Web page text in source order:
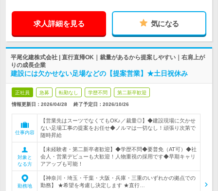
求人詳細を見る 気になる
平尾化建株式会社 | 直行直帰OK｜裁量があるから提案しやすい｜右肩上が
りの成長企業
建設には欠かせない足場などの【提案営業】★土日祝休み
正社員 急募 転勤なし 学歴不問 第二新卒歓迎
情報更新日：2026/04/28 終了予定日： 2026/10/26
仕事内容
【営業先はスーツでなくてもOK♪／裁量◎】◆建設現場に欠かせ
ない足場工事の提案をお任せ◆ノルマは一切なし！頑張り次第で
随時昇給
対象と
なる方
【未経験者・第二新卒者歓迎】◆学歴不問◆要普免（AT可）◆社
会人・営業デビューも大歓迎！人物重視の採用です◆早期キャリ
アアップも可能！
勤務地
【神奈川・埼玉・千葉・大阪・兵庫・三重のいずれかの拠点での
勤務】 ★希望を考慮し決定します ★直行…